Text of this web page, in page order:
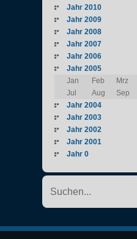
Jahr 2010
Jahr 2009
Jahr 2008
Jahr 2007
Jahr 2006
Jahr 2005
Jan
Feb Mrz
Jul
Aug Sep
Jahr 2004
Jahr 2003
Jahr 2002
Jahr 2001
Jahr 0